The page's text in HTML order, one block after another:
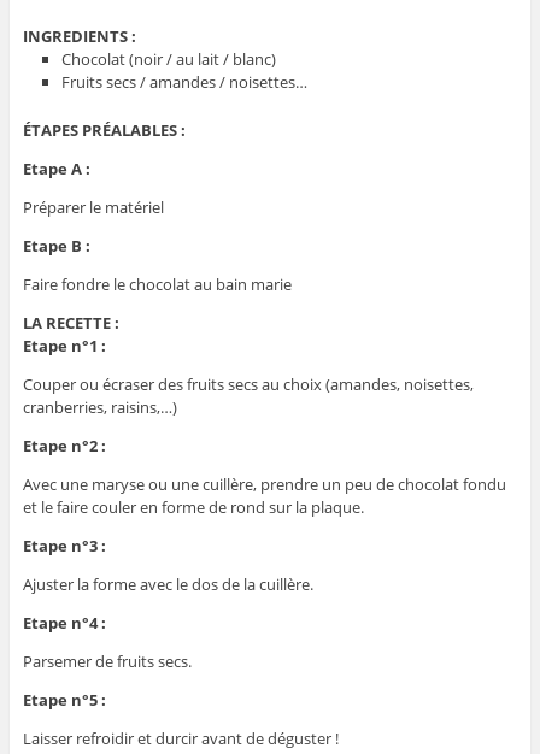
INGREDIENTS :
Chocolat (noir / au lait / blanc)
Fruits secs / amandes / noisettes…
ÉTAPES PRÉALABLES :
Etape A :
Préparer le matériel
Etape B :
Faire fondre le chocolat au bain marie
LA RECETTE :
Etape n°1 :
Couper ou écraser des fruits secs au choix (amandes, noisettes,
cranberries, raisins,…)
Etape n°2 :
Avec une maryse ou une cuillère, prendre un peu de chocolat fondu
et le faire couler en forme de rond sur la plaque.
Etape n°3 :
Ajuster la forme avec le dos de la cuillère.
Etape n°4 :
Parsemer de fruits secs.
Etape n°5 :
Laisser refroidir et durcir avant de déguster !